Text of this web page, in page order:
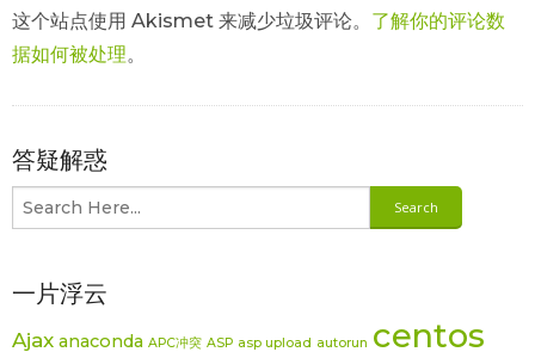
这个站点使用 Akismet 来减少垃圾评论。 了解你的评论数
据如何被处理。
答疑解惑
一片浮云
Ajax anaconda APC冲突 ASP asp upload autorun centos